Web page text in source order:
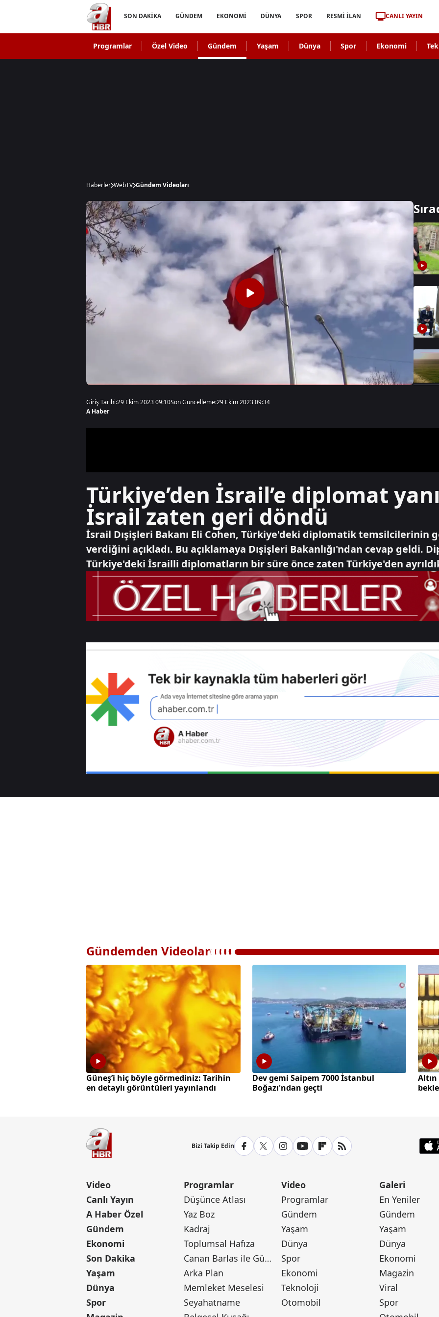
SON DAKİKA GÜNDEM EKONOMİ DÜNYA SPOR RESMİ İLAN CANLI YAYIN
Programlar Özel Video Gündem Yaşam Dünya Spor Ekonomi
Haberler WebTV Gündem Videoları
Giriş Tarihi:29 Ekim 2023 09:10Son Güncelleme:29 Ekim 2023 09:34
A Haber
Türkiye’den İsrail’e diplomat
İsrail zaten geri döndü
İsrail Dışişleri Bakanı Eli Cohen, Türkiye'deki diplomatik temsilcilerinin
verdiğini açıkladı. Bu açıklamaya Dışişleri Bakanlığı'ndan cevap geldi.
Türkiye'deki İsrailli diplomatların bir süre önce zaten Türkiye'den
Gündemden Videolar
Güneş’i hiç böyle görmediniz: Tarihin
en detaylı görüntüleri yayınlandı
Dev gemi Saipem 7000 İstanbul
Boğazı'ndan geçti
Bizi Takip Edin
Video
Canlı Yayın
A Haber Özel
Gündem
Ekonomi
Son Dakika
Yaşam
Dünya
Spor
Programlar
Düşünce Atlası
Yaz Boz
Kadraj
Toplumsal Hafıza
Canan Barlas ile Gündem
Arka Plan
Memleket Meselesi
Seyahatname
Video
Programlar
Gündem
Yaşam
Dünya
Spor
Ekonomi
Teknoloji
Otomobil
Galeri
En Yeniler
Gündem
Yaşam
Dünya
Ekonomi
Magazin
Viral
Spor